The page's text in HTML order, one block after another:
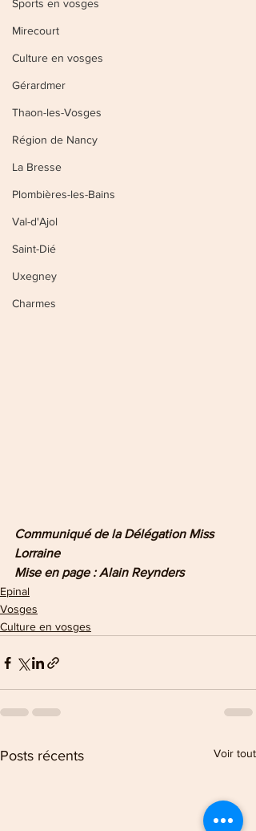
Sports en vosges
Mirecourt
Culture en vosges
Gérardmer
Thaon-les-Vosges
Région de Nancy
La Bresse
Plombières-les-Bains
Val-d'Ajol
Saint-Dié
Uxegney
Charmes
Communiqué de la Délégation Miss
Lorraine
Mise en page : Alain Reynders
Epinal
Vosges
Culture en vosges
Posts récents Voir tout